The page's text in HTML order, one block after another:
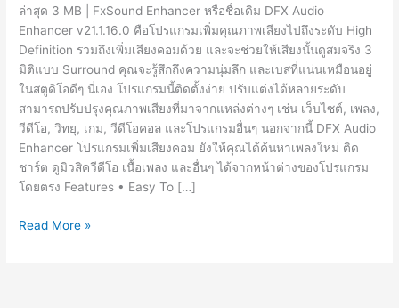
ล่าสุด 3 MB | FxSound Enhancer หรือชื่อเดิม DFX Audio
Enhancer v21.1.16.0 คือโปรแกรมเพิ่มคุณภาพเสียงไปถึงระดับ High
Definition รวมถึงเพิ่มเสียงคอมด้วย และจะช่วยให้เสียงนั้นดูสมจริง 3
มิติแบบ Surround คุณจะรู้สึกถึงความนุ่มลึก และเบสที่แน่นเหมือนอยู่
ในสตูดิโอดีๆ นี่เอง โปรแกรมนี้ติดตั้งง่าย ปรับแต่งได้หลายระดับ
สามารถปรับปรุงคุณภาพเสียงที่มาจากแหล่งต่างๆ เช่น เว็บไซต์, เพลง,
วีดีโอ, วิทยุ, เกม, วีดีโอคอล และโปรแกรมอื่นๆ นอกจากนี้ DFX Audio
Enhancer โปรแกรมเพิ่มเสียงคอม ยังให้คุณได้ค้นหาเพลงใหม่ ติด
ชาร์ต ดูมิวสิควีดีโอ เนื้อเพลง และอื่นๆ ได้จากหน้าต่างของโปรแกรม
โดยตรง Features • Easy To […]
FxSound
Read More »